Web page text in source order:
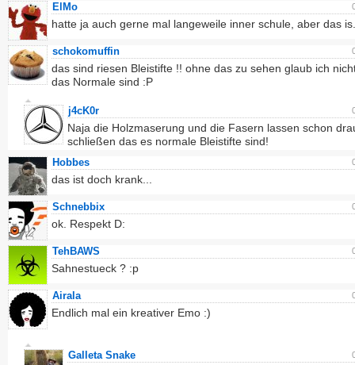
ElMo
hatte ja auch gerne mal langeweile inner schule, aber das
schokomuffin
das sind riesen Bleistifte !! ohne das zu sehen glaub ich
das Normale sind :P
j4cK0r
Naja die Holzmaserung und die Fasern lassen schon
schließen das es normale Bleistifte sind!
Hobbes
das ist doch krank...
Schnebbix
ok. Respekt D:
TehBAWS
Sahnestueck ? :p
Airala
Endlich mal ein kreativer Emo :)
Galleta Snake